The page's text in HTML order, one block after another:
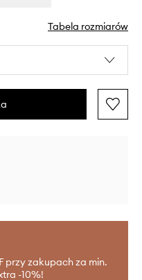
Tabela rozmiarów
przy zakupach za min.
-10%!